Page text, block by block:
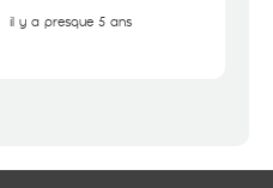
il y a presque 5 ans